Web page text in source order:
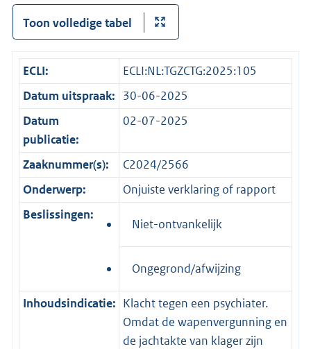
Toon volledige tabel
ECLI:
ECLI:NL:TGZCTG:2025:105
Datum uitspraak: 30-06-2025
Datum
publicatie:
02-07-2025
Zaaknummer(s):
C2024/2566
Onderwerp:
Onjuiste verklaring of rapport
Beslissingen:
Niet-ontvankelijk
Ongegrond/afwijzing
Inhoudsindicatie: Klacht tegen een psychiater.
Omdat de wapenvergunning en
de jachtakte van klager zijn